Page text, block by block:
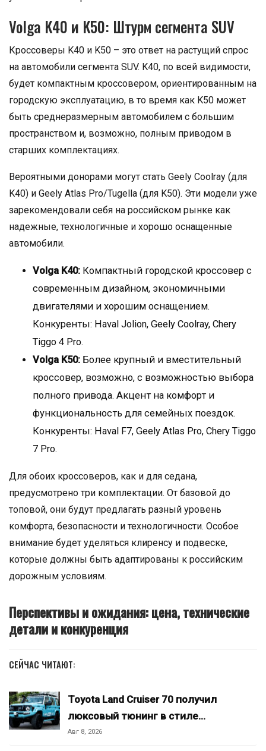
Volga K40 и K50: Штурм сегмента SUV
Кроссоверы K40 и K50 – это ответ на растущий спрос
на автомобили сегмента SUV. K40, по всей видимости,
будет компактным кроссовером, ориентированным на
городскую эксплуатацию, в то время как K50 может
быть среднеразмерным автомобилем с большим
пространством и, возможно, полным приводом в
старших комплектациях.
Вероятными донорами могут стать Geely Coolray (для
K40) и Geely Atlas Pro/Tugella (для K50). Эти модели уже
зарекомендовали себя на российском рынке как
надежные, технологичные и хорошо оснащенные
автомобили.
Volga K40: Компактный городской кроссовер с
современным дизайном, экономичными
двигателями и хорошим оснащением.
Конкуренты: Haval Jolion, Geely Coolray, Chery
Tiggo 4 Pro.
Volga K50: Более крупный и вместительный
кроссовер, возможно, с возможностью выбора
полного привода. Акцент на комфорт и
функциональность для семейных поездок.
Конкуренты: Haval F7, Geely Atlas Pro, Chery Tiggo
7 Pro.
Для обоих кроссоверов, как и для седана,
предусмотрено три комплектации. От базовой до
топовой, они будут предлагать разный уровень
комфорта, безопасности и технологичности. Особое
внимание будет уделяться клиренсу и подвеске,
которые должны быть адаптированы к российским
дорожным условиям.
Перспективы и ожидания: цена, технические
детали и конкуренция
СЕЙЧАС ЧИТАЮТ:
Toyota Land Cruiser 70 получил
люксовый тюнинг в стиле…
Авг 8, 2026